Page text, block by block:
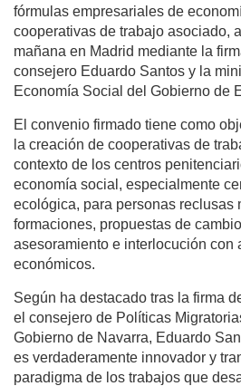
fórmulas empresariales de
cooperativas de trabajo asociado,
mañana en Madrid mediante la
consejero Eduardo Santos y la
Economía Social del Gobierno de
El convenio firmado tiene como
la creación de cooperativas de
contexto de los centros
economía social, especialmente
ecológica, para personas reclusas
formaciones, propuestas de
asesoramiento e interlocución con
económicos.
Según ha destacado tras la firma
el consejero de Políticas
Gobierno de Navarra, Eduardo
es verdaderamente innovador y
paradigma de los trabajos que